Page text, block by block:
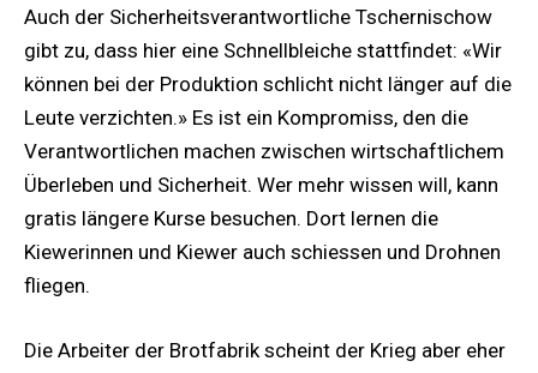
Auch der Sicherheitsverantwortliche Tschernischow
gibt zu, dass hier eine Schnellbleiche stattfindet: «Wir
können bei der Produktion schlicht nicht länger auf die
Leute verzichten.» Es ist ein Kompromiss, den die
Verantwortlichen machen zwischen wirtschaftlichem
Überleben und Sicherheit. Wer mehr wissen will, kann
gratis längere Kurse besuchen. Dort lernen die
Kiewerinnen und Kiewer auch schiessen und Drohnen
fliegen.
Die Arbeiter der Brotfabrik scheint der Krieg aber eher